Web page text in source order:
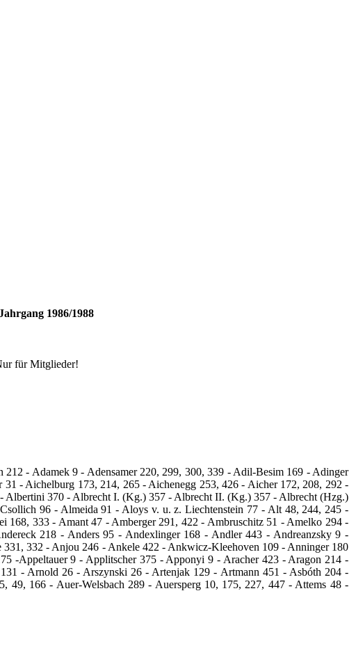
1986/1988
für Mitglieder!
‑ Adamek 9 ‑ Adensamer 220, 299, 300, 339 ‑ Adil-Besim 169 ‑ Adinger
‑ Aichelburg 173, 214, 265 ‑ Aichenegg 253, 426 ‑ Aicher 172, 208, 292 ‑
Albertini 370 ‑ Albrecht I. (Kg.) 357 ‑ Albrecht II. (Kg.) 357 ‑ Albrecht (Hzg.)
96 ‑ Almeida 91 ‑ Aloys v. u. z. Liechtenstein 77 ‑ Alt 48, 244, 245 ‑
333 ‑ Amant 47 ‑ Amberger 291, 422 ‑ Ambruschitz 51 - Amelko 294 ‑
218 ‑ Anders 95 - Andexlinger 168 ‑ Andler 443 ‑ Andreanzsky 9 ‑
332 ‑ Anjou 246 ‑ Ankele 422 ‑ Ankwicz‑Kleehoven 109 ‑ Anninger 180
‑Appeltauer 9 ‑ Applitscher 375 - Apponyi 9 ‑ Aracher 423 ‑ Aragon 214 ‑
‑ Arnold 26 ‑ Arszynski 26 ‑ Artenjak 129 ‑ Artmann 451 ‑ Asbóth 204 -
166 ‑ Auer‑Welsbach 289 - Auersperg 10, 175, 227, 447 ‑ Attems 48 ‑